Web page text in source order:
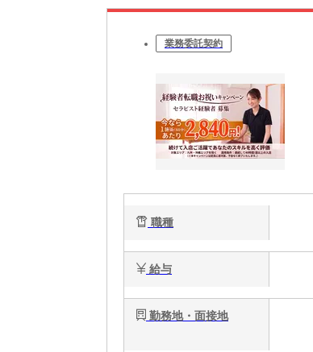
業務委託契約
職種
給与
勤務地・面接地